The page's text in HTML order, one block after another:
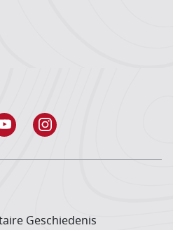
Geschiedenis